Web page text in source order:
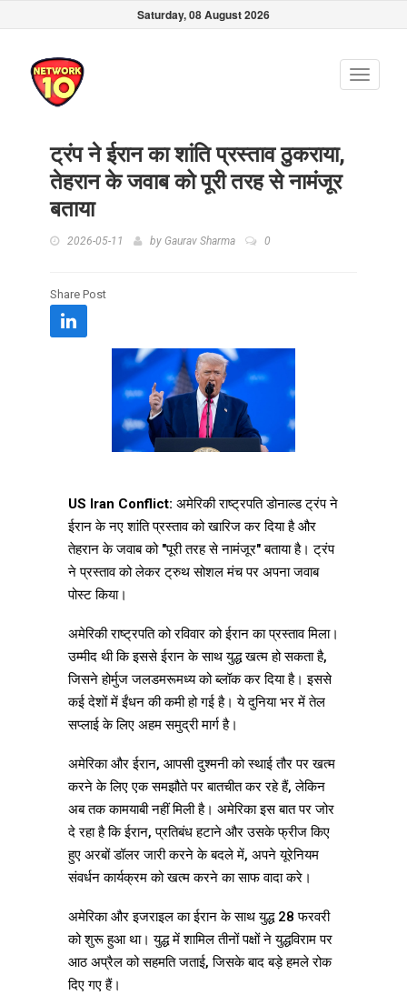
Saturday, 08 August 2026
Toggle
ट्रंप ने ईरान का शांति प्रस्ताव ठुकराया,
तेहरान के जवाब को पूरी तरह से नामंजूर
बताया
2026-05-11 by Gaurav Sharma 0
Share Post
US Iran Conflict: अमेरिकी राष्ट्रपति डोनाल्ड ट्रंप ने
ईरान के नए शांति प्रस्ताव को खारिज कर दिया है और
तेहरान के जवाब को "पूरी तरह से नामंजूर" बताया है। ट्रंप
ने प्रस्ताव को लेकर ट्रुथ सोशल मंच पर अपना जवाब
पोस्ट किया।
अमेरिकी राष्ट्रपति को रविवार को ईरान का प्रस्ताव मिला।
उम्मीद थी कि इससे ईरान के साथ युद्ध खत्म हो सकता है,
जिसने होर्मुज जलडमरूमध्य को ब्लॉक कर दिया है। इससे
कई देशों में ईंधन की कमी हो गई है। ये दुनिया भर में तेल
सप्लाई के लिए अहम समुद्री मार्ग है।
अमेरिका और ईरान, आपसी दुश्मनी को स्थाई तौर पर खत्म
करने के लिए एक समझौते पर बातचीत कर रहे हैं, लेकिन
अब तक कामयाबी नहीं मिली है। अमेरिका इस बात पर जोर
दे रहा है कि ईरान, प्रतिबंध हटाने और उसके फ्रीज किए
हुए अरबों डॉलर जारी करने के बदले में, अपने यूरेनियम
संवर्धन कार्यक्रम को खत्म करने का साफ वादा करे।
अमेरिका और इजराइल का ईरान के साथ युद्ध 28 फरवरी
को शुरू हुआ था। युद्ध में शामिल तीनों पक्षों ने युद्धविराम पर
आठ अप्रैल को सहमति जताई, जिसके बाद बड़े हमले रोक
दिए गए हैं।